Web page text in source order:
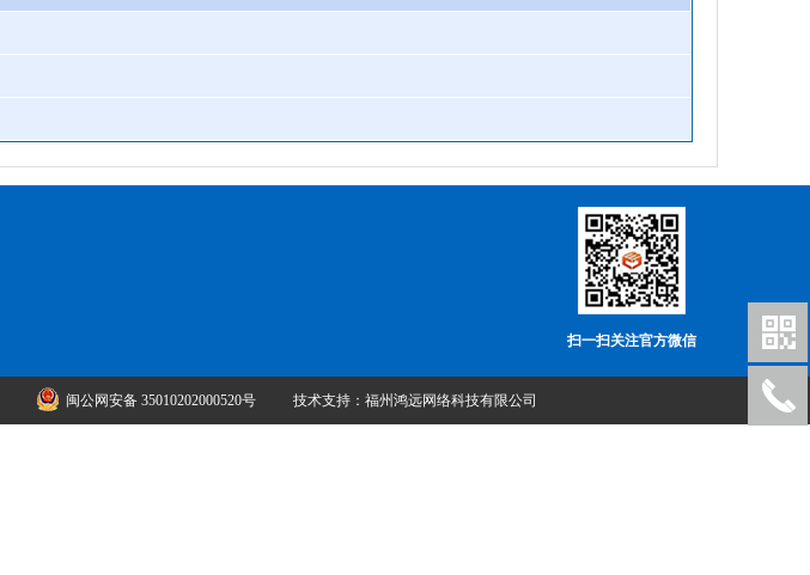
扫一扫关注官方微信
闽公网安备 35010202000520号 技术支持： 福州鸿远网络科技有限公司